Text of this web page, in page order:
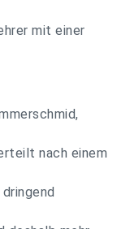
mit einer
nach einem